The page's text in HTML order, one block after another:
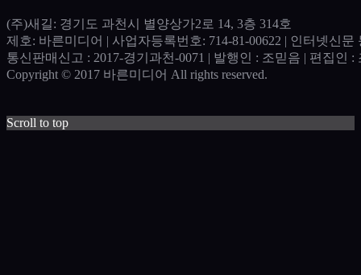
(주)새길: 경기도 과천시 별양상가2로 14, 3층 314호
제호: 바른미디어 | 사업자등록번호: 714-81-00622 | 인터넷신문
통신판매신고 : 2017-경기과천-0071​ | 발행인 : 조믿음 | 편집인 :
Copyright © 2017 바른미디어 All rights reserved.
Scroll to top